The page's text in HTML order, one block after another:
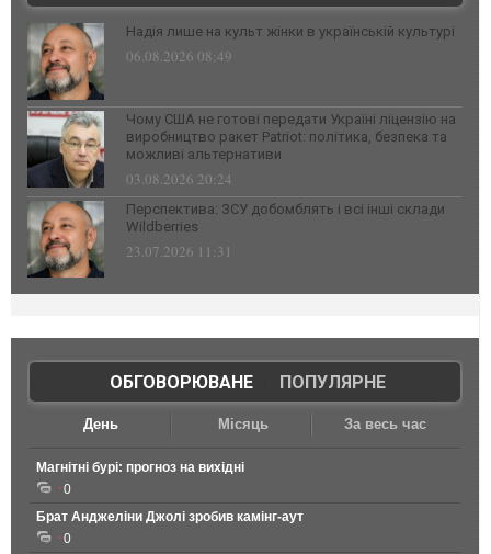
Надія лише на культ жінки в українській культурі
06.08.2026 08:49
Чому США не готові передати Україні ліцензію на
виробництво ракет Patriot: політика, безпека та
можливі альтернативи
03.08.2026 20:24
Перспектива: ЗСУ добомблять і всі інші склади
Wildberries
23.07.2026 11:31
ОБГОВОРЮВАНЕ| ПОПУЛЯРНЕ
День Місяць За весь час
Магнітні бурі: прогноз на вихідні
0
Брат Анджеліни Джолі зробив камінг-аут
0